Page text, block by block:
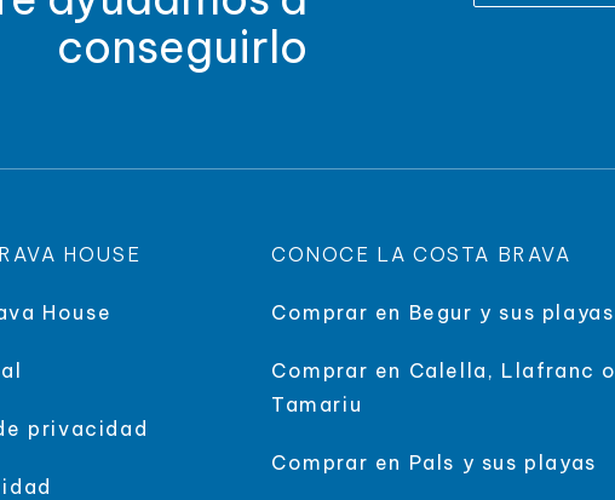
conseguirlo
HOUSE
House
privacidad
CONOCE LA COSTA BRAVA
Comprar en Begur y sus playas
Comprar en Calella, Llafranc o
Tamariu
Comprar en Pals y sus playas